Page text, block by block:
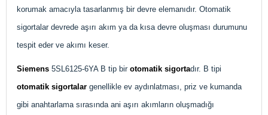
korumak amacıyla tasarlanmış bir devre elemanıdır. Otomatik
sigortalar devrede aşırı akım ya da kısa devre oluşması durumunu
tespit eder ve akımı keser.
Siemens 5SL6125-6YA B tip bir otomatik sigortadır. B tipi
otomatik sigortalar genellikle ev aydınlatması, priz ve kumanda
gibi anahtarlama sırasında ani aşırı akımların oluşmadığı